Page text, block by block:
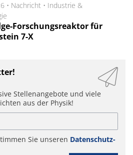
• Nachricht • Industrie &
Forschungsreaktor für
7-X
Stellenangebote und viele
aus der Physik!
Sie unseren Datenschutz-